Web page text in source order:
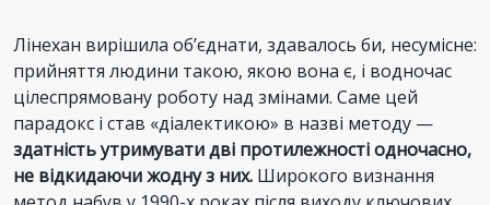
Лінехан вирішила об’єднати, здавалось би, несумісне:
прийняття людини такою, якою вона є, і водночас
цілеспрямовану роботу над змінами. Саме цей
парадокс і став «діалектикою» в назві методу —
здатність утримувати дві протилежності одночасно,
не відкидаючи жодну з них. Широкого визнання